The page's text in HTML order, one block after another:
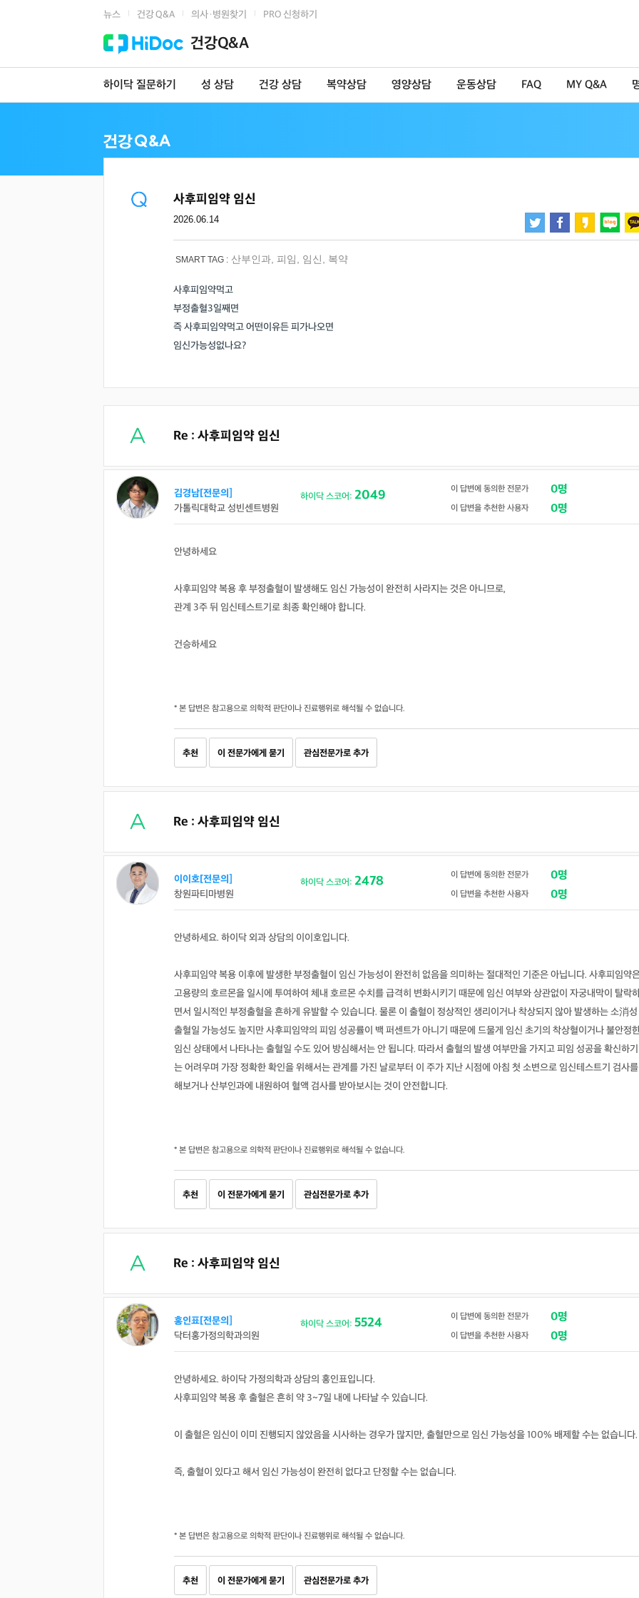
뉴스 건강 Q&A 의사·병원찾기 PRO 신청하기
건강Q&A
하이닥 질문하기 성 상담 건강 상담 복약상담 영양상담 운동상담 FAQ MY Q&A
사후피임약 임신
2026.06.14
SMART TAG : 산부인과 피임 임신 복약
사후피임약먹고
부정출혈3일째면
즉 사후피임약먹고 어떤이유든 피가나오면
임신가능성없나요?
Re : 사후피임약 임신
김경남[전문의]
가톨릭대학교 성빈센트병원
하이닥 스코어: 2049 이 답변에 동의한 전문가 0명
이 답변을 추천한 사용자 0명
안녕하세요
사후피임약 복용 후 부정출혈이 발생해도 임신 가능성이 완전히 사라지는 것은 아니므로,
관계 3주 뒤 임신테스트기로 최종 확인해야 합니다.
건승하세요
* 본 답변은 참고용으로 의학적 판단이나 진료행위로 해석될 수 없습니다.
추천 이 전문가에게 묻기 관심전문가로 추가
Re : 사후피임약 임신
이이호[전문의]
창원파티마병원
하이닥 스코어: 2478 이 답변에 동의한 전문가 0명
이 답변을 추천한 사용자 0명
안녕하세요. 하이닥 외과 상담의 이이호입니다.
사후피임약 복용 이후에 발생한 부정출혈이 임신 가능성이 완전히 없음을 의미하는 절대적인 기준은 아닙니다. 사후피임약
고용량의 호르몬을 일시에 투여하여 체내 호르몬 수치를 급격히 변화시키기 때문에 임신 여부와 상관없이 자궁내막이 탈락
면서 일시적인 부정출혈을 흔하게 유발할 수 있습니다. 물론 이 출혈이 정상적인 생리이거나 착상되지 않아 발생하는 소消성
출혈일 가능성도 높지만 사후피임약의 피임 성공률이 백 퍼센트가 아니기 때문에 드물게 임신 초기의 착상혈이거나 불안정
임신 상태에서 나타나는 출혈일 수도 있어 방심해서는 안 됩니다. 따라서 출혈의 발생 여부만을 가지고 피임 성공을 확신하기
는 어려우며 가장 정확한 확인을 위해서는 관계를 가진 날로부터 이 주가 지난 시점에 아침 첫 소변으로 임신테스트기 검사를
해보거나 산부인과에 내원하여 혈액 검사를 받아보시는 것이 안전합니다.
* 본 답변은 참고용으로 의학적 판단이나 진료행위로 해석될 수 없습니다.
추천 이 전문가에게 묻기 관심전문가로 추가
Re : 사후피임약 임신
홍인표[전문의]
닥터홍가정의학과의원
하이닥 스코어: 5524 이 답변에 동의한 전문가 0명
이 답변을 추천한 사용자 0명
안녕하세요. 하이닥 가정의학과 상담의 홍인표입니다.
사후피임약 복용 후 출혈은 흔히 약 3~7일 내에 나타날 수 있습니다.
이 출혈은 임신이 이미 진행되지 않았음을 시사하는 경우가 많지만, 출혈만으로 임신 가능성을 100% 배제할 수는 없습니다.
즉, 출혈이 있다고 해서 임신 가능성이 완전히 없다고 단정할 수는 없습니다.
* 본 답변은 참고용으로 의학적 판단이나 진료행위로 해석될 수 없습니다.
추천 이 전문가에게 묻기 관심전문가로 추가